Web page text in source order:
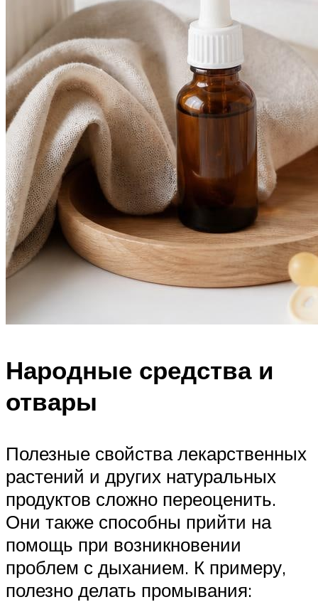
Народные средства и
отвары
Полезные свойства лекарственных
растений и других натуральных
продуктов сложно переоценить.
Они также способны прийти на
помощь при возникновении
проблем с дыханием. К примеру,
полезно делать промывания: